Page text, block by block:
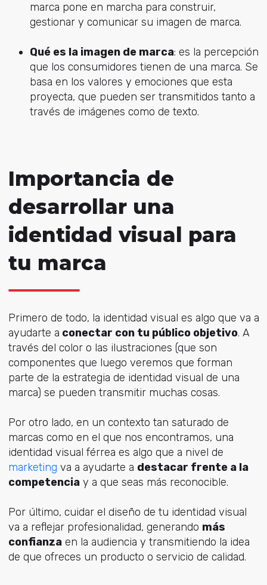
marca pone en marcha para construir,
gestionar y comunicar su imagen de marca.
Qué es la imagen de marca: es la percepción
que los consumidores tienen de una marca. Se
basa en los valores y emociones que esta
proyecta, que pueden ser transmitidos tanto a
través de imágenes como de texto.
Importancia de
desarrollar una
identidad visual para
tu marca
Primero de todo, la identidad visual es algo que va a
ayudarte a conectar con tu público objetivo. A
través del color o las ilustraciones (que son
componentes que luego veremos que forman
parte de la estrategia de identidad visual de una
marca) se pueden transmitir muchas cosas.
Por otro lado, en un contexto tan saturado de
marcas como en el que nos encontramos, una
identidad visual férrea es algo que a nivel de
marketing va a ayudarte a destacar frente a la
competenciay a que seas más reconocible.
Por último, cuidar el diseño de tu identidad visual
va a reflejar profesionalidad, generando más
confianzaen la audiencia y transmitiendo la idea
de que ofreces un producto o servicio de calidad.